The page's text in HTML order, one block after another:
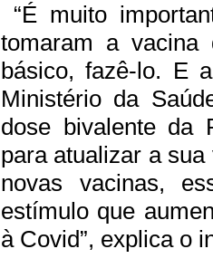
“É muito
tomaram a
básico, fazê-lo. E
Ministério da
dose bivalente da
para atualizar a
novas vacinas,
estímulo que
à Covid”, explica o